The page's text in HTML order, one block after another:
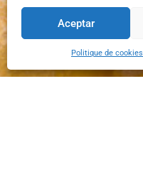
Aceptar
Politique de cookies